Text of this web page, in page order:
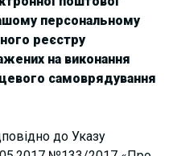
персональному
реєстру
на виконання
самоврядування
до Указу